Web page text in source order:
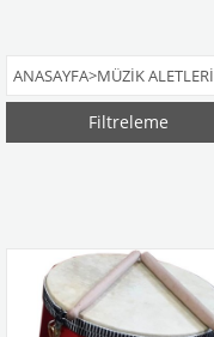
ANASAYFA>MÜZIK ALETLERI
Filtreleme